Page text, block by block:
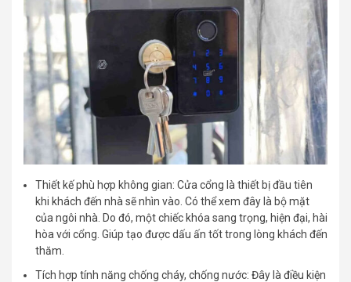
Thiết kế phù hợp không gian: Cửa cổng là thiết bị đầu tiên
khi khách đến nhà sẽ nhìn vào. Có thể xem đây là bộ mặt
của ngôi nhà. Do đó, một chiếc khóa sang trọng, hiện đại, hài
hòa với cổng. Giúp tạo được dấu ấn tốt trong lòng khách đến
thăm.
Tích hợp tính năng chống cháy, chống nước: Đây là điều kiện